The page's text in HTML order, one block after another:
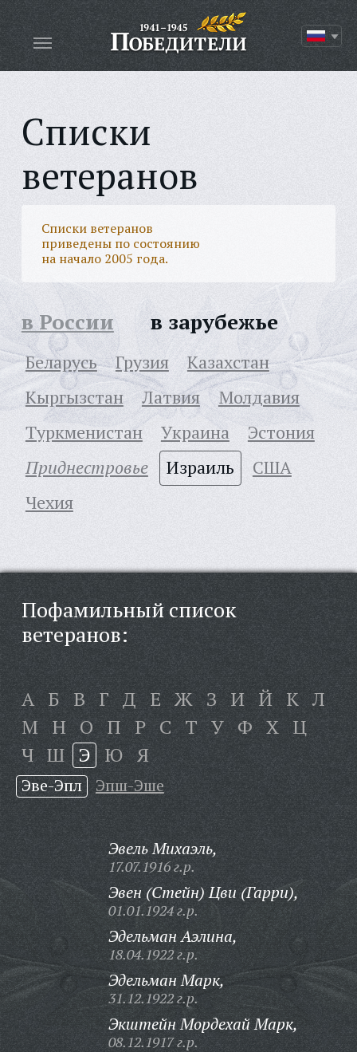
Списки
ветеранов
Списки ветеранов
приведены по состоянию
на начало 2005 года.
в России в зарубежье
Беларусь Грузия
Казахстан
Кыргызстан
Латвия
Молдавия
Туркменистан
Украина
Эстония
Приднестровье
Израиль
США
Чехия
Пофамильный список
ветеранов:
А Б В Г Д Е Ж З И Й К Л
М Н О П Р С Т У Ф Х Ц
Ч Ш Э Ю Я
Эве-Эпл Эпш-Эше
Эвель Михаэль,
17.07.1916 г.р.
Эвен (Стейн) Цви (Гарри),
01.01.1924 г.р.
Эдельман Аэлина,
18.04.1922 г.р.
Эдельман Марк,
31.12.1922 г.р.
Экштейн Мордехай Марк,
08.12.1917 г.р.